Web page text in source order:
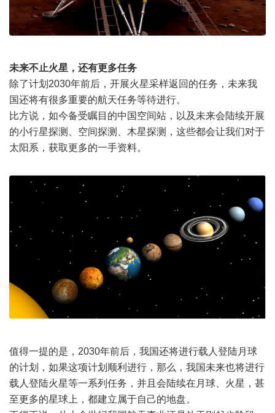
未来不止火星，还有更多任务
除了计划2030年前后，开展火星采样返回的任务，未来我
国还将有很多重要的航天任务等待进行。
比方说，如今备受瞩目的中国空间站，以及未来会陆续开展
的小行星探测、空间探测、木星探测，这些都会让我们对于
太阳系，获取更多的一手资料。
值得一提的是，2030年前后，我国还将进行载人登陆月球
的计划，如果这项计划顺利进行，那么，我国未来也将进行
载人登陆火星等一系列任务，并且会陆续在月球、火星，甚
至更多的星球上，都建立属于自己的地盘。